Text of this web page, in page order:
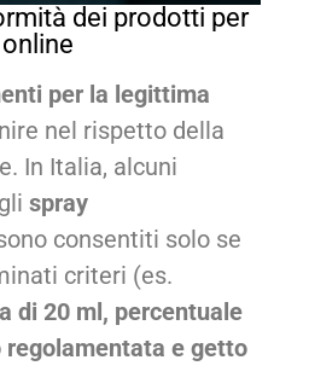
dei prodotti per
per la legittima
nel rispetto della
In Italia, alcuni
spray
consentiti solo se
criteri (es.
di 20 ml, percentuale
e getto